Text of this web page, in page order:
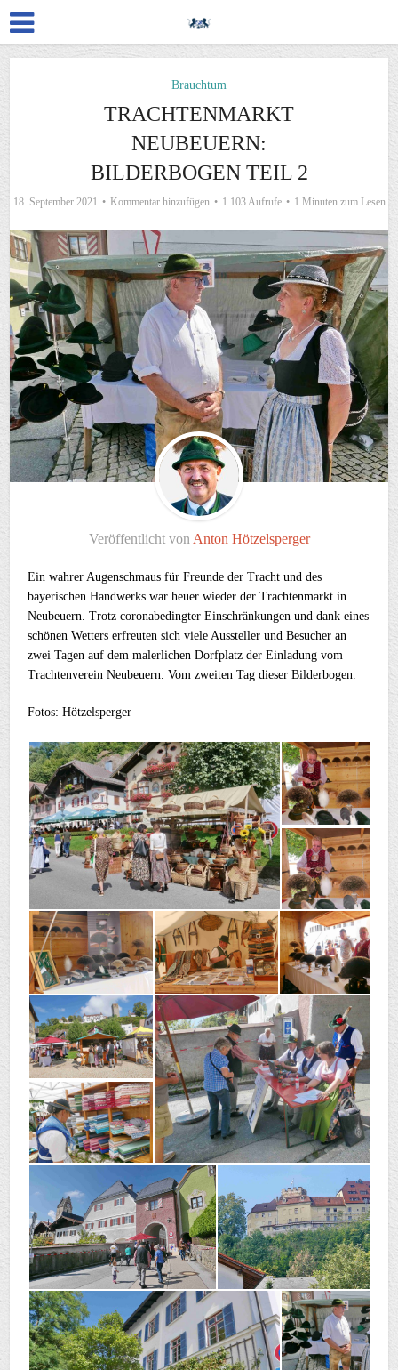
Brauchtum
TRACHTENMARKT
NEUBEUERN:
BILDERBOGEN TEIL 2
18. September 2021 Kommentar hinzufügen 1.103 Aufrufe 1 Minuten zum Lesen
Veröffentlicht von Anton Hötzelsperger
Ein wahrer Augenschmaus für Freunde der Tracht und des
bayerischen Handwerks war heuer wieder der Trachtenmarkt in
Neubeuern. Trotz coronabedingter Einschränkungen und dank eines
schönen Wetters erfreuten sich viele Aussteller und Besucher an
zwei Tagen auf dem malerlichen Dorfplatz der Einladung vom
Trachtenverein Neubeuern. Vom zweiten Tag dieser Bilderbogen.
Fotos: Hötzelsperger